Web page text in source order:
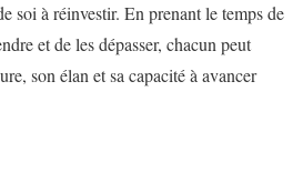
soi à réinvestir. En prenant le temps de
et de les dépasser, chacun peut
son élan et sa capacité à avancer